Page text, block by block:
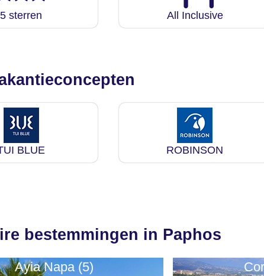
5 sterren All Inclusive
BLUE ROBINSON
bestemmingen in Paphos
Ayia Napa (5)